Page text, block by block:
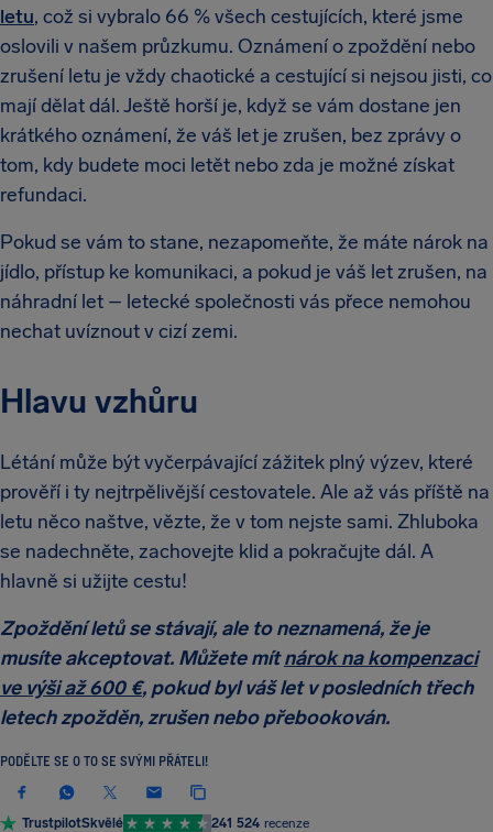
letu, což si vybralo 66 % všech cestujících, které jsme
oslovili v našem průzkumu. Oznámení o zpoždění nebo
zrušení letu je vždy chaotické a cestující si nejsou jisti, co
mají dělat dál. Ještě horší je, když se vám dostane jen
krátkého oznámení, že váš let je zrušen, bez zprávy o
tom, kdy budete moci letět nebo zda je možné získat
refundaci.
Pokud se vám to stane, nezapomeňte, že máte nárok na
jídlo, přístup ke komunikaci, a pokud je váš let zrušen, na
náhradní let – letecké společnosti vás přece nemohou
nechat uvíznout v cizí zemi.
Hlavu vzhůru
Létání může být vyčerpávající zážitek plný výzev, které
prověří i ty nejtrpělivější cestovatele. Ale až vás příště na
letu něco naštve, vězte, že v tom nejste sami. Zhluboka
se nadechněte, zachovejte klid a pokračujte dál. A
hlavně si užijte cestu!
Zpoždění letů se stávají, ale to neznamená, že je
musíte akceptovat. Můžete mítnárok na kompenzaci
ve výši až 600 €, pokud byl váš let v posledních třech
letech zpožděn, zrušen nebo přebookován.
PODĚLTE SE O TO SE SVÝMI PŘÁTELI!
TrustpilotSkvělé 241 524 recenze